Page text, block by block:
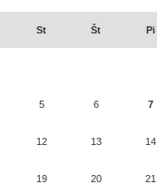
St Št Pi
5 6 7
12 13 14
19 20 21